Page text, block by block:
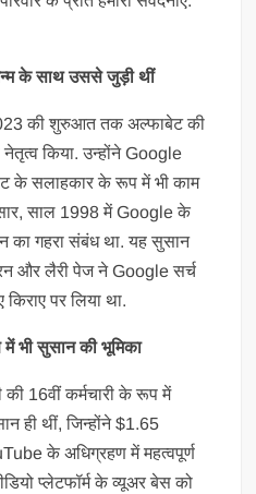
के साथ उससे जुड़ी थीं
की शुरुआत तक अल्फाबेट की
किया. उन्होंने Google
के सलाहकार के रूप में भी काम
साल 1998 में Google के
का गहरा संबंध था. यह सुसान
और लैरी पेज ने Google सर्च
पर लिया था.
में भी सुसान की भूमिका
16वीं कर्मचारी के रूप में
ही थीं, जिन्होंने $1.65
के अधिग्रहण में महत्वपूर्ण
प्लेटफॉर्म के व्यूअर बेस को